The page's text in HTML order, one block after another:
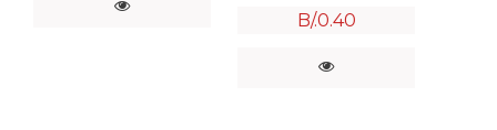
B/.0.40